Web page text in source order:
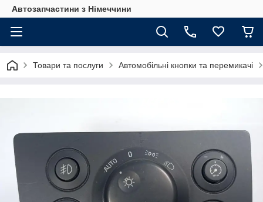
Автозапчастини з Німеччини
Товари та послуги Автомобільні кнопки та перемикачі